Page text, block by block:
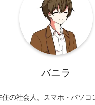
バニラ
の社会人。スマホ・パソコ